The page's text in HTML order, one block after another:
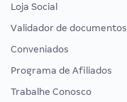
Loja Social
Validador de documentos
Conveniados
Programa de Afiliados
Trabalhe Conosco